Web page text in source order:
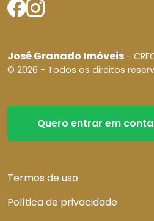
José Granado Imóveis -
© 2026 - Todos os direitos
Quero entrar em
Termos de uso
Política de privacidade